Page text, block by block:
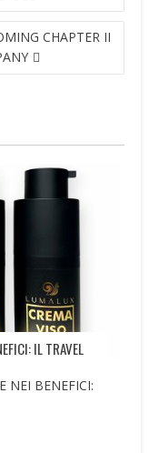
CHAPTER II
IL TRAVEL
NEI BENEFICI: